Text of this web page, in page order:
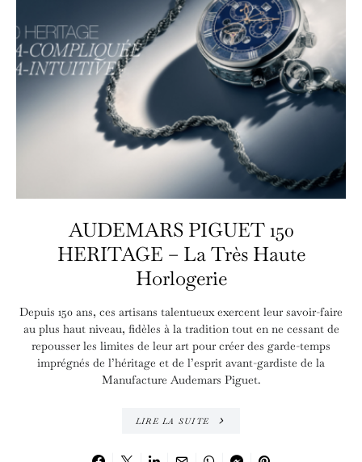
AUDEMARS PIGUET 150
HERITAGE – La Très Haute
Horlogerie
Depuis 150 ans, ces artisans talentueux exercent leur savoir-faire
au plus haut niveau, fidèles à la tradition tout en ne cessant de
repousser les limites de leur art pour créer des garde-temps
imprégnés de l’héritage et de l’esprit avant-gardiste de la
Manufacture Audemars Piguet.
LIRE LA SUITE